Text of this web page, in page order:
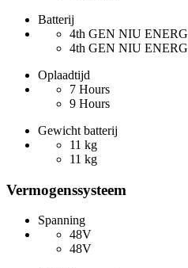
Batterij
4th GEN NIU
4th GEN NIU
Oplaadtijd
7 Hours
9 Hours
Gewicht batterij
11 kg
11 kg
Vermogenssysteem
Spanning
48V
48V